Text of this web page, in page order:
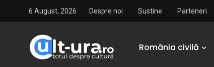
6 August, 2026 Despre noi Sustine Parteneri
România civilă